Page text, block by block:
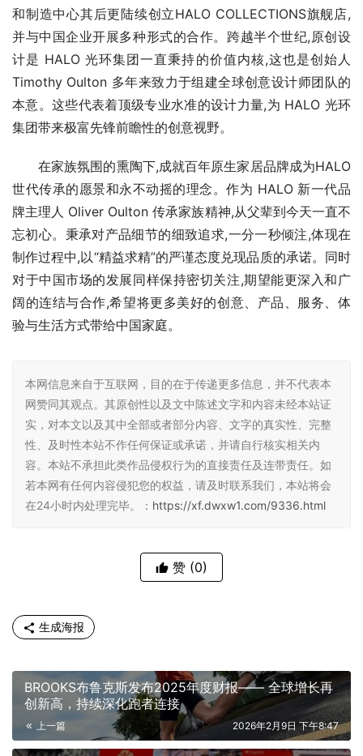
和制造中心其后更陆续创立HALO COLLECTIONS旗舰店,
并与中国企业开展多种形式的合作。跨越半个世纪,原创设
计是 HALO 光环集团一直秉持的价值内核,这也是创始人
Timothy Oulton 多年来致力于组建全球创意设计师团队的
本意。这些代表着顶级专业水准的设计力量,为 HALO 光环
集团带来极富先锋前瞻性的创意视野。
在家族氛围的熏陶下,成就百年原生家居品牌成为HALO
世代传承的愿景和永不动摇的理念。作为 HALO 新一代品
牌主理人 Oliver Oulton 传承家族精神,从父辈到今天一直不
忘初心。秉承对产品细节的细致追求,一分一秒倾注,体现在
制作过程中,以“精益求精”的严谨态度兑现品质的承诺。同时
对于中国市场的发展同样保持密切关注,期望能更深入和广
阔的连结与合作,希望将更多美好的创意、产品、服务、体
验与生活方式带给中国家庭。
本网信息来自于互联网，目的在于传递更多信息，并不代表本
网赞同其观点。其原创性以及文中陈述文字和内容未经本站证
实，对本文以及其中全部或者部分内容、文字的真实性、完整
性、及时性本站不作任何保证或承诺，并请自行核实相关内
容。本站不承担此类作品侵权行为的直接责任及连带责任。如
若本网有任何内容侵犯您的权益，请及时联系我们，本站将会
在24小时内处理完毕。： https://xf.dwxw1.com/9336.html
赞 (0)
生成海报
BROOKS布鲁克斯发布2025年度财报—— 全球增长再
创新高，持续深化跑者连接
上一篇 2026年2月9日 下午8:47